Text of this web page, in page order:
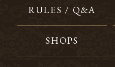
RULES / Q&A
SHOPS